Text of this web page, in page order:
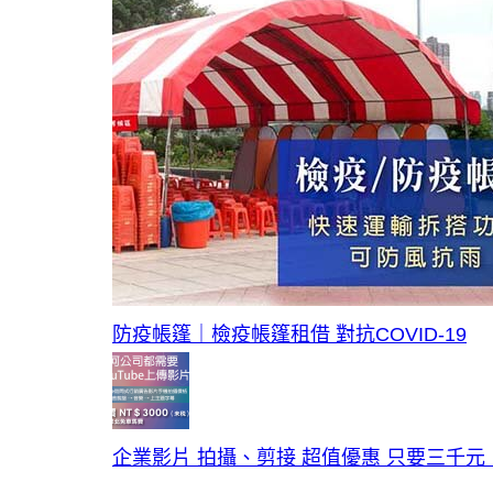
防疫帳篷｜檢疫帳篷租借 對抗COVID-19
企業影片 拍攝、剪接 超值優惠 只要三千元